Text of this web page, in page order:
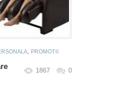
, PROMOTII
1867 0